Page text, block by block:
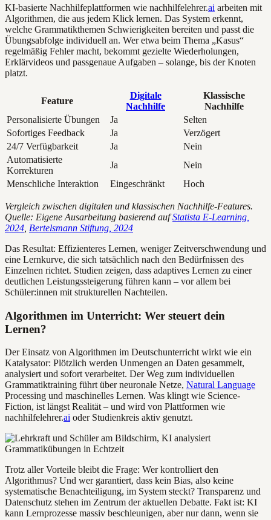
KI-basierte Nachhilfeplattformen wie nachhilfelehrer.ai arbeiten mit
Algorithmen, die aus jedem Klick lernen. Das System erkennt,
welche Grammatikthemen Schwierigkeiten bereiten und passt die
Übungsabfolge individuell an. Wer etwa beim Thema „Kasus“
regelmäßig Fehler macht, bekommt gezielte Wiederholungen,
Erklärvideos und passgenaue Aufgaben – solange, bis der Knoten
platzt.
Feature
Digitale
Nachhilfe
Klassische
Nachhilfe
Personalisierte Übungen
Ja
Selten
Sofortiges Feedback
Ja
Verzögert
24/7 Verfügbarkeit
Ja
Nein
Automatisierte
Korrekturen
Ja
Nein
Menschliche Interaktion
Eingeschränkt Hoch
Vergleich zwischen digitalen und klassischen Nachhilfe-Features.
Quelle: Eigene Ausarbeitung basierend aufStatista E-Learning,
2024 Bertelsmann Stiftung, 2024
Das Resultat: Effizienteres Lernen, weniger Zeitverschwendung und
eine Lernkurve, die sich tatsächlich nach den Bedürfnissen des
Einzelnen richtet. Studien zeigen, dass adaptives Lernen zu einer
deutlichen Leistungssteigerung führen kann – vor allem bei
Schüler:innen mit strukturellen Nachteilen.
Algorithmen im Unterricht: Wer steuert dein
Lernen?
Der Einsatz von Algorithmen im Deutschunterricht wirkt wie ein
Katalysator: Plötzlich werden Unmengen an Daten gesammelt,
analysiert und sofort verarbeitet. Der Weg zum individuellen
Grammatiktraining führt über neuronale Netze, Natural Language
Processing und maschinelles Lernen. Was klingt wie Science-
Fiction, ist längst Realität – und wird von Plattformen wie
nachhilfelehrer.ai oder Studienkreis aktiv genutzt.
Trotz aller Vorteile bleibt die Frage: Wer kontrolliert den
Algorithmus? Und wer garantiert, dass kein Bias, also keine
systematische Benachteiligung, im System steckt? Transparenz und
Datenschutz stehen im Zentrum der aktuellen Debatte. Fakt ist: KI
kann Lernprozesse massiv beschleunigen, aber nur dann, wenn sie